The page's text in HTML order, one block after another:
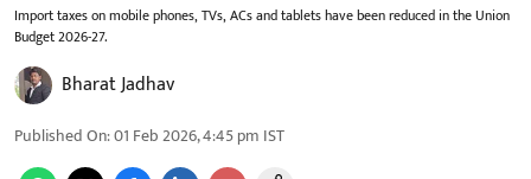
Import taxes on mobile phones, TVs, ACs and tablets have been reduced in the Union
Budget 2026-27.
Bharat Jadhav
Published On:01 Feb 2026, 4:45 pm IST